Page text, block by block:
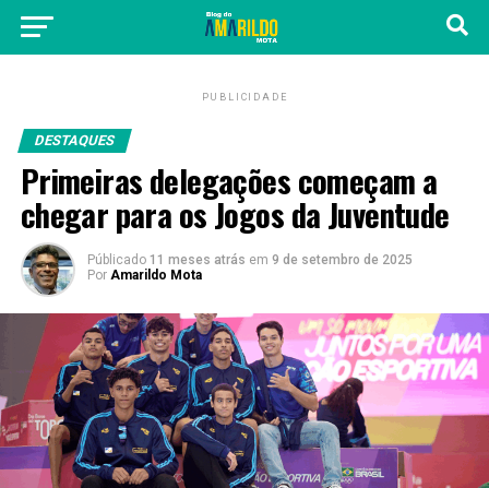
PUBLICIDADE
DESTAQUES
Primeiras delegações começam a
chegar para os Jogos da Juventude
Públicado 11 meses atrás em 9 de setembro de 2025
Por Amarildo Mota